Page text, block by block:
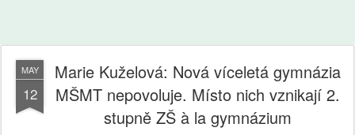
MAY
12
Marie Kuželová: Nová víceletá gymnázia
MŠMT nepovoluje. Místo nich vznikají 2.
stupně ZŠ à la gymnázium